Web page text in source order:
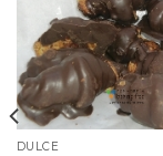
DULCE